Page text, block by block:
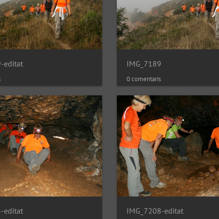
editat IMG_7189
0 comentaris
editat IMG_7208-editat